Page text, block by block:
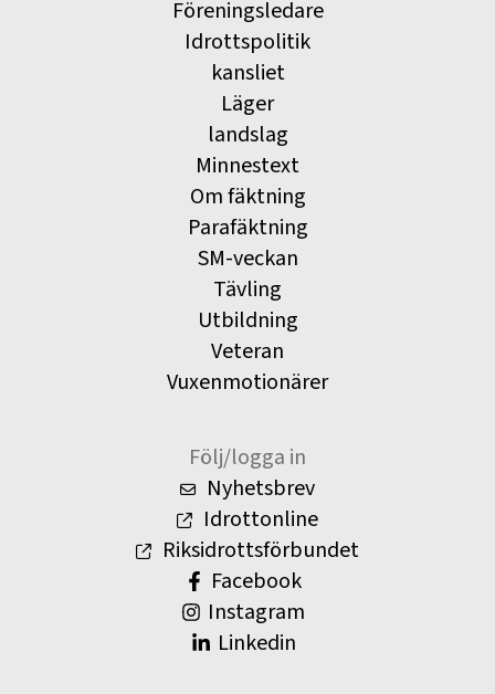
Föreningsledare
Idrottspolitik
kansliet
Läger
landslag
Minnestext
Om fäktning
Parafäktning
SM-veckan
Tävling
Utbildning
Veteran
Vuxenmotionärer
Följ/logga in
Nyhetsbrev
Idrottonline
Riksidrottsförbundet
Facebook
Instagram
Linkedin